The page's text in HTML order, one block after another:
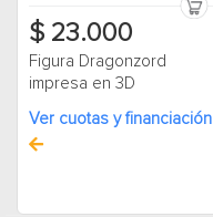
$ 23.000
Figura Dragonzord
impresa en 3D
Ver cuotas y financiación